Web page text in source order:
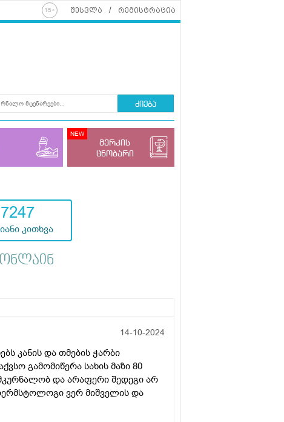
შესვლა რეგისტრაცია
ძიება
მერკის
ცნობარი
7247
კითხვა
ონლაინ
14-10-2024
კანის და თმების ჭარბი
გამომიწერა სახის მაზი 80
და არაფერი შედეგი არ
ვერ მიშველის და